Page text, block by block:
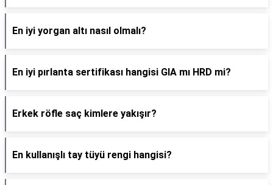
En iyi yorgan altı nasıl olmalı?
En iyi pırlanta sertifikası hangisi GIA mı HRD mi?
Erkek röfle saç kimlere yakışır?
En kullanışlı tay tüyü rengi hangisi?